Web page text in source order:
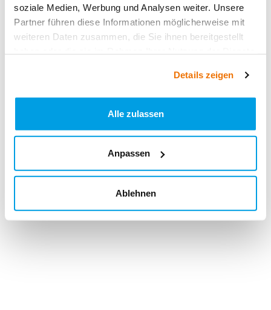
soziale Medien, Werbung und Analysen weiter. Unsere
Partner führen diese Informationen möglicherweise mit
weiteren Daten zusammen, die Sie ihnen bereitgestellt
Details zeigen
Alle zulassen
Anpassen
Ablehnen